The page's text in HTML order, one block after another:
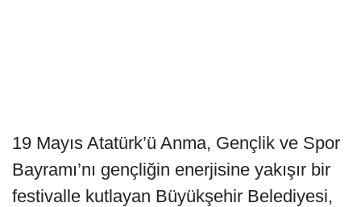
19 Mayıs Atatürk’ü Anma, Gençlik ve Spor
Bayramı’nı gençliğin enerjisine yakışır bir
festivalle kutlayan Büyükşehir Belediyesi,